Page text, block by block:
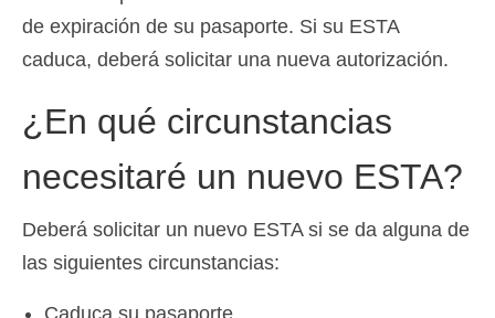
de expiración de su pasaporte. Si su ESTA
caduca, deberá solicitar una nueva autorización.
¿En qué circunstancias
necesitaré un nuevo ESTA?
Deberá solicitar un nuevo ESTA si se da alguna de
las siguientes circunstancias: